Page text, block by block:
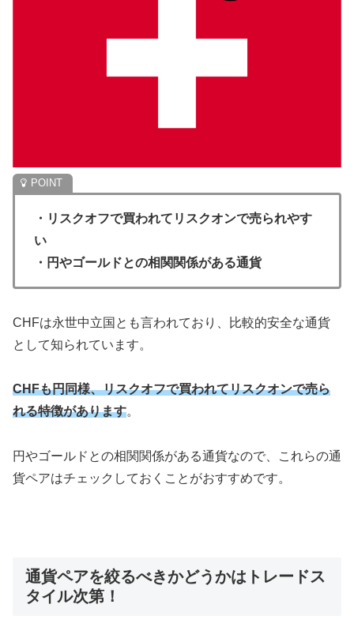
・リスクオフで買われてリスクオンで売られやす
い
・円やゴールドとの相関関係がある通貨
CHFは永世中立国とも言われており、比較的安全な通貨
として知られています。
CHFも円同様、リスクオフで買われてリスクオンで売ら
れる特徴があります。
円やゴールドとの相関関係がある通貨なので、これらの通
貨ペアはチェックしておくことがおすすめです。
通貨ペアを絞るべきかどうかはトレードス
タイル次第！